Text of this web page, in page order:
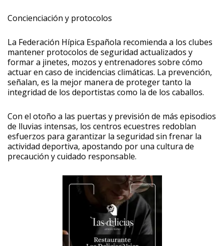
Concienciación y protocolos
La Federación Hípica Española recomienda a los clubes
mantener protocolos de seguridad actualizados y
formar a jinetes, mozos y entrenadores sobre cómo
actuar en caso de incidencias climáticas. La prevención,
señalan, es la mejor manera de proteger tanto la
integridad de los deportistas como la de los caballos.
Con el otoño a las puertas y previsión de más episodios
de lluvias intensas, los centros ecuestres redoblan
esfuerzos para garantizar la seguridad sin frenar la
actividad deportiva, apostando por una cultura de
precaución y cuidado responsable.